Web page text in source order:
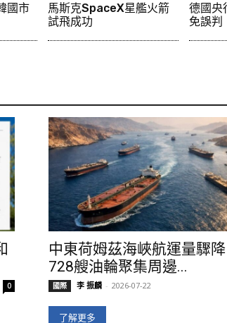
國市
馬斯克SpaceX星艦火箭
試飛成功
德國央
免誤判
0
中東荷姆茲海峽航運量驟
728艘油輪聚集周邊...
國際 李 振麟 - 2026-07-22
了解更多